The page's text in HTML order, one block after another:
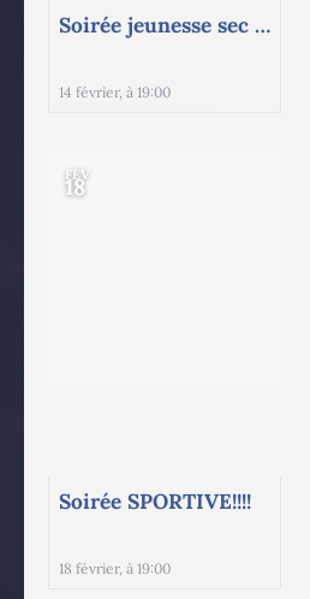
Soirée jeunesse sec 1-3
14 février, à 19:00
FÉV
18
Soirée SPORTIVE!!!!
18 février, à 19:00